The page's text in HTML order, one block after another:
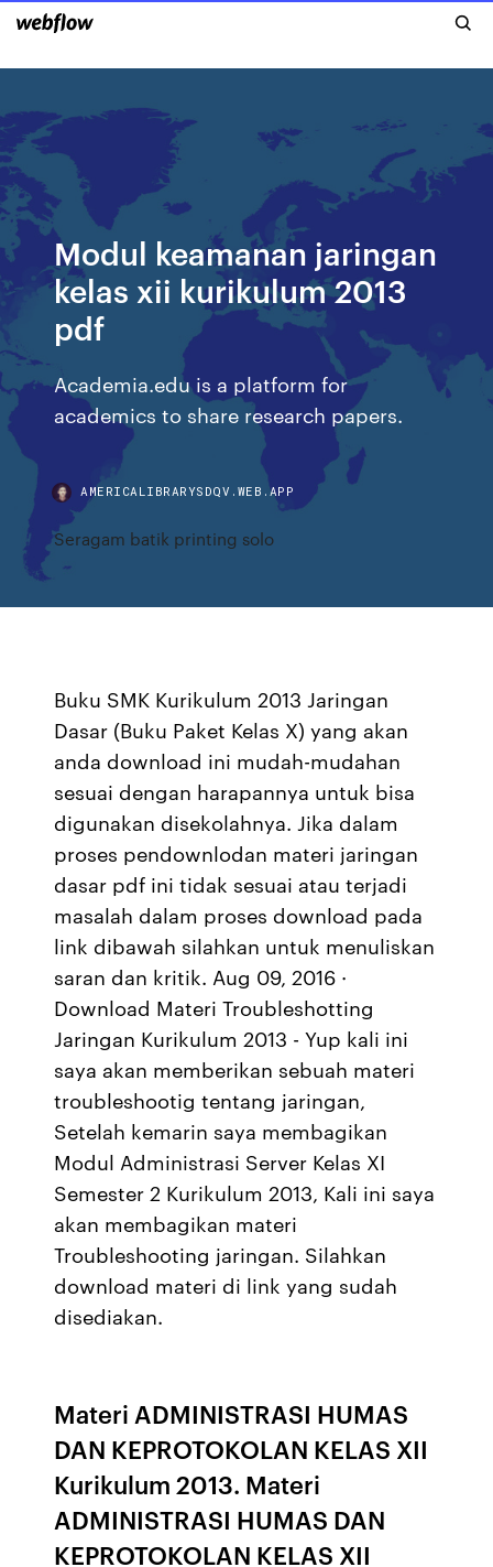
Modul keamanan jaringan
kelas xii kurikulum 2013
pdf
Academia.edu is a platform for
academics to share research papers.
AMERICALIBRARYSDQV.WEB.APP
Seragam batik printing solo
Buku SMK Kurikulum 2013 Jaringan
Dasar (Buku Paket Kelas X) yang akan
anda download ini mudah-mudahan
sesuai dengan harapannya untuk bisa
digunakan disekolahnya. Jika dalam
proses pendownlodan materi jaringan
dasar pdf ini tidak sesuai atau terjadi
masalah dalam proses download pada
link dibawah silahkan untuk menuliskan
saran dan kritik. Aug 09, 2016 ·
Download Materi Troubleshotting
Jaringan Kurikulum 2013 - Yup kali ini
saya akan memberikan sebuah materi
troubleshootig tentang jaringan,
Setelah kemarin saya membagikan
Modul Administrasi Server Kelas XI
Semester 2 Kurikulum 2013, Kali ini saya
akan membagikan materi
Troubleshooting jaringan. Silahkan
download materi di link yang sudah
disediakan.
Materi ADMINISTRASI HUMAS
DAN KEPROTOKOLAN KELAS XII
Kurikulum 2013. Materi
ADMINISTRASI HUMAS DAN
KEPROTOKOLAN KELAS XII